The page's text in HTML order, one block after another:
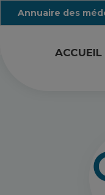
Annuaire des
ACCUEIL